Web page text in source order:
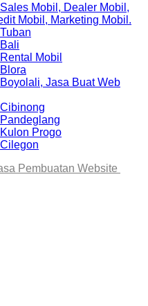
Mobil, Dealer Mobil,
Mobil, Marketing Mobil.
Mobil
Jasa Buat Web
Progo
Pembuatan Website